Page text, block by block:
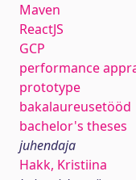
Maven
ReactJS
GCP
performance
prototype
bakalaureusetööd
bachelor's theses
juhendaja
Hakk, Kristiina